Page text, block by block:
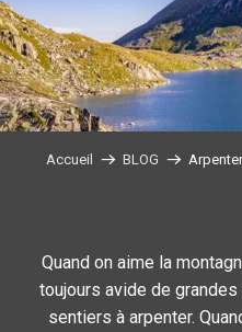
Accueil BLOG
Quand on aime la
toujours avide de
sentiers à arpenter.